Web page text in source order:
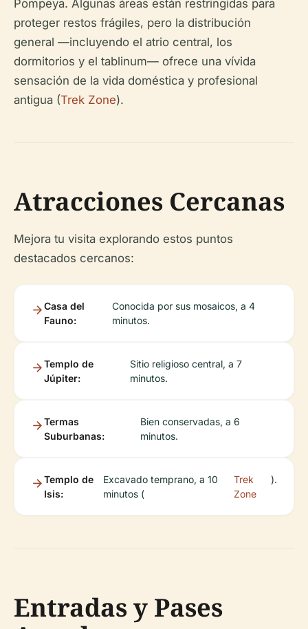
Pompeya. Algunas áreas están restringidas para
proteger restos frágiles, pero la distribución
general —incluyendo el atrio central, los
dormitorios y el tablinum— ofrece una vívida
sensación de la vida doméstica y profesional
antigua (Trek Zone).
Atracciones Cercanas
Mejora tu visita explorando estos puntos
destacados cercanos:
Casa del
Fauno:
Conocida por sus mosaicos, a 4
minutos.
Templo de
Júpiter:
Sitio religioso central, a 7
minutos.
Termas
Suburbanas:
Bien conservadas, a 6
minutos.
Templo de
Isis:
Excavado temprano, a 10
minutos (
Trek
Zone
).
Entradas y Pases